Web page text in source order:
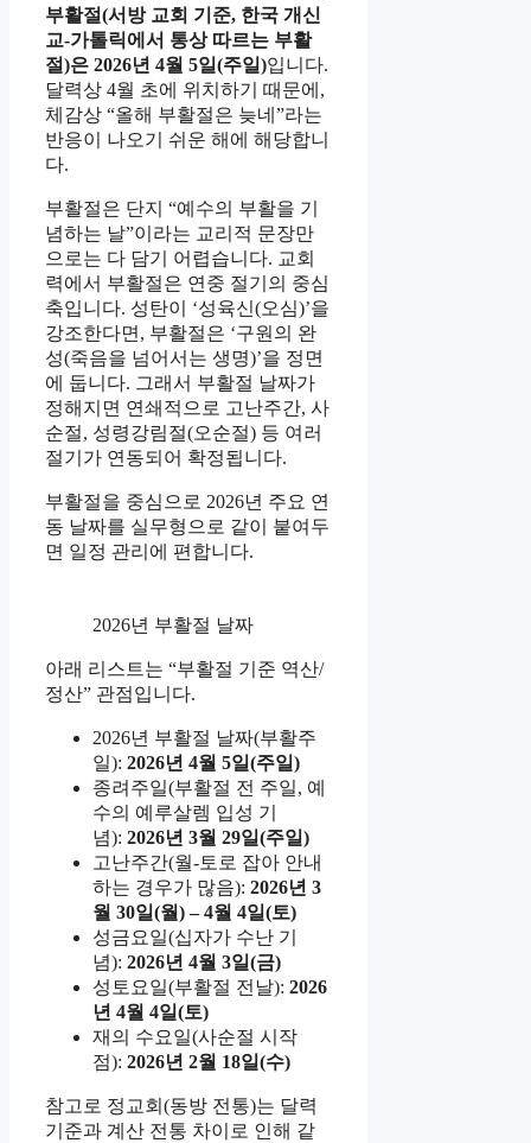
부활절(서방 교회 기준, 한국 개신
교-가톨릭에서 통상 따르는 부활
절)은 2026년 4월 5일(주일)입니다.
달력상 4월 초에 위치하기 때문에,
체감상 “올해 부활절은 늦네”라는
반응이 나오기 쉬운 해에 해당합니
다.
부활절은 단지 “예수의 부활을 기
념하는 날”이라는 교리적 문장만
으로는 다 담기 어렵습니다. 교회
력에서 부활절은 연중 절기의 중심
축입니다. 성탄이 ‘성육신(오심)’을
강조한다면, 부활절은 ‘구원의 완
성(죽음을 넘어서는 생명)’을 정면
에 둡니다. 그래서 부활절 날짜가
정해지면 연쇄적으로 고난주간, 사
순절, 성령강림절(오순절) 등 여러
절기가 연동되어 확정됩니다.
부활절을 중심으로 2026년 주요 연
동 날짜를 실무형으로 같이 붙여두
면 일정 관리에 편합니다.
2026년 부활절 날짜
아래 리스트는 “부활절 기준 역산/
정산” 관점입니다.
2026년 부활절 날짜(부활주
일): 2026년 4월 5일(주일)
종려주일(부활절 전 주일, 예
수의 예루살렘 입성 기
념): 2026년 3월 29일(주일)
고난주간(월-토로 잡아 안내
하는 경우가 많음): 2026년 3
월 30일(월) – 4월 4일(토)
성금요일(십자가 수난 기
념): 2026년 4월 3일(금)
성토요일(부활절 전날): 2026
년 4월 4일(토)
재의 수요일(사순절 시작
점): 2026년 2월 18일(수)
참고로 정교회(동방 전통)는 달력
기준과 계산 전통 차이로 인해 같